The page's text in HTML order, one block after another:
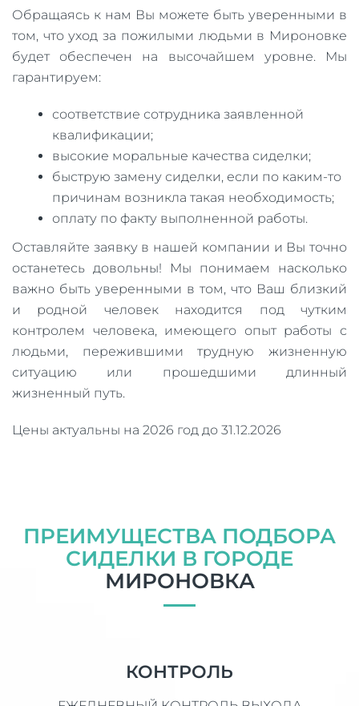
Обращаясь к нам Вы можете быть уверенными в
том, что уход за пожилыми людьми в Мироновке
будет обеспечен на высочайшем уровне. Мы
гарантируем:
соответствие сотрудника заявленной
квалификации;
высокие моральные качества сиделки;
быструю замену сиделки, если по каким-то
причинам возникла такая необходимость;
оплату по факту выполненной работы.
Оставляйте заявку в нашей компании и Вы точно
останетесь довольны! Мы понимаем насколько
важно быть уверенными в том, что Ваш близкий
и родной человек находится под чутким
контролем человека, имеющего опыт работы с
людьми, пережившими трудную жизненную
ситуацию или прошедшими длинный
жизненный путь.
Цены актуальны на 2026 год до 31.12.2026
ПРЕИМУЩЕСТВА ПОДБОРА
СИДЕЛКИ В ГОРОДЕ
МИРОНОВКА
КОНТРОЛЬ